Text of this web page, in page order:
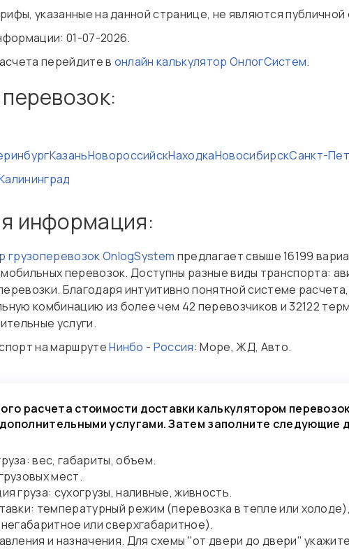
указанные на данной странице, не являются
01-07-2026.
перейдите в онлайн калькулятор ОнлогСистем.
КазаньНовороссийскНаходкаНовосибирскСанкт-
информация:
грузоперевозок OnlogSystem предлагает свыше 16199
перевозок. Доступны разные виды транспорта:
Благодаря интуитивно понятной системе
комбинацию из более чем 42 перевозчиков и 32122
услуги.
на маршрутеНинбо - Россия: Море, ЖД, Авто.
расчета стоимости доставки калькулятором
услугами. Затем заполните следующие
вес, габариты, объем.
мест.
груза: сухогрузы, наливные, живность.
температурный режим (перевозка в тепле или
или сверхгабаритное).
и назначения. Для схемы "от двери до двери"